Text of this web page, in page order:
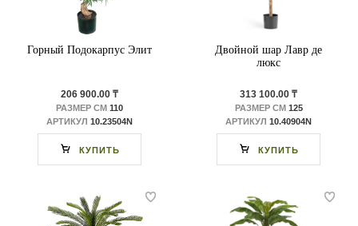
Горный Подокарпус Элит
206 900.00 ₸
РАЗМЕР СМ 110
АРТИКУЛ 10.23504N
КУПИТЬ
Двойной шар Лавр де
люкс
313 100.00 ₸
РАЗМЕР СМ 125
АРТИКУЛ 10.40904N
КУПИТЬ